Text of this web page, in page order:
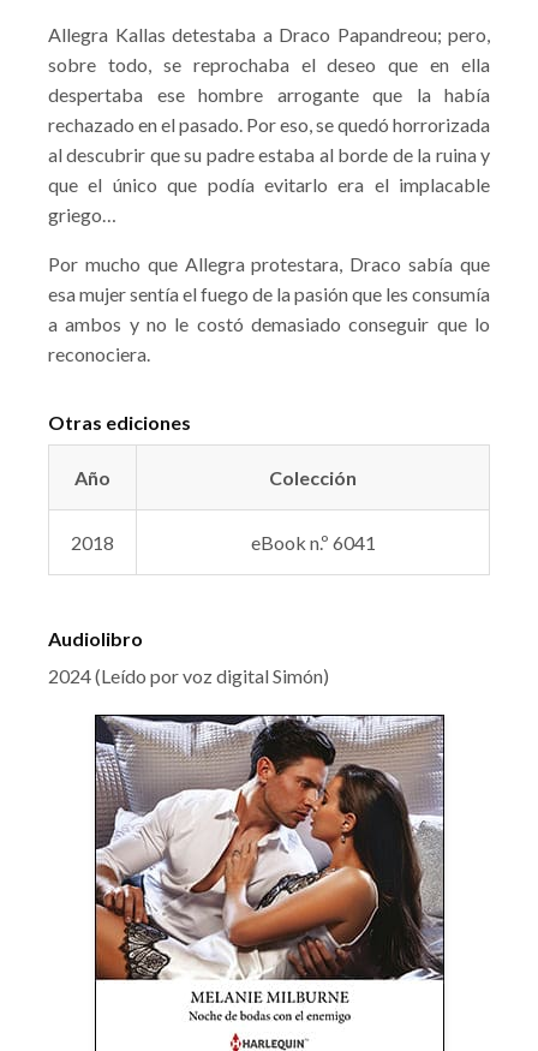
Allegra Kallas detestaba a Draco Papandreou; pero,
sobre todo, se reprochaba el deseo que en ella
despertaba ese hombre arrogante que la había
rechazado en el pasado. Por eso, se quedó horrorizada
al descubrir que su padre estaba al borde de la ruina y
que el único que podía evitarlo era el implacable
griego…
Por mucho que Allegra protestara, Draco sabía que
esa mujer sentía el fuego de la pasión que les consumía
a ambos y no le costó demasiado conseguir que lo
reconociera.
Otras ediciones
Año Colección
2018 eBook n.º 6041
Audiolibro
2024 (Leído por voz digital Simón)